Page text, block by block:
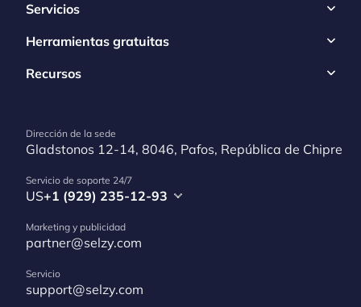
Servicios
Herramientas gratuitas
Recursos
Dirección de la sede
Gladstonos 12-14, 8046, Pafos, República de Chipre
Servicio de soporte 24/7
US+1 (929) 235-12-93
Marketing y publicidad
partner@selzy.com
Servicio
support@selzy.com